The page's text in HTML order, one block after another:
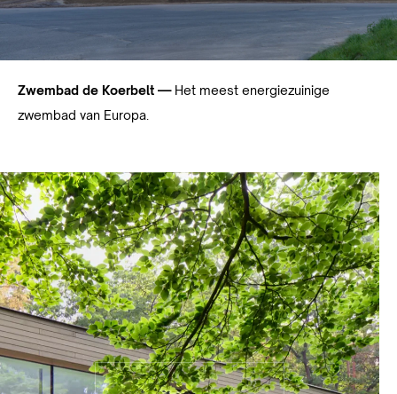
Zwembad de Koerbelt —Het meest energiezuinige
zwembad van Europa.